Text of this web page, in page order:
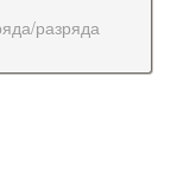
разряда